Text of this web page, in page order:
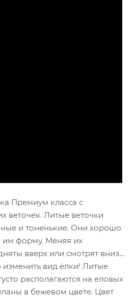
Премиум класса с
веточек. Литые веточки
и тоненькие. Они хорошо
форму. Меняя их
вверх или смотрят вниз)
вид ёлки! Литые
располагаются на еловых
в бежевом цвете. Цвет